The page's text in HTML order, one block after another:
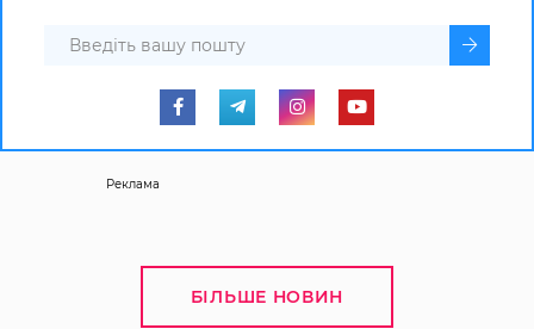
Реклама
БІЛЬШЕ НОВИН